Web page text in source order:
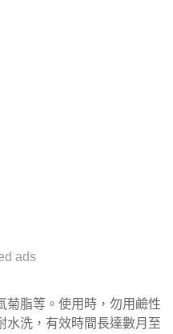
ads
菊脂等。使用時，勿用鹼性
水洗，有效時間長達數月至